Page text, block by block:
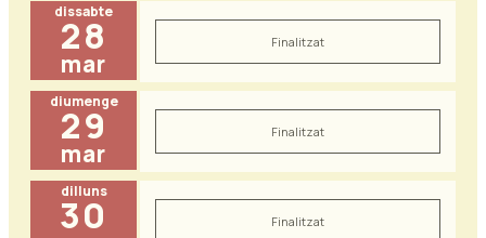
dissabte
28
mar
Finalitzat
diumenge
29
mar
Finalitzat
dilluns
30 Finalitzat